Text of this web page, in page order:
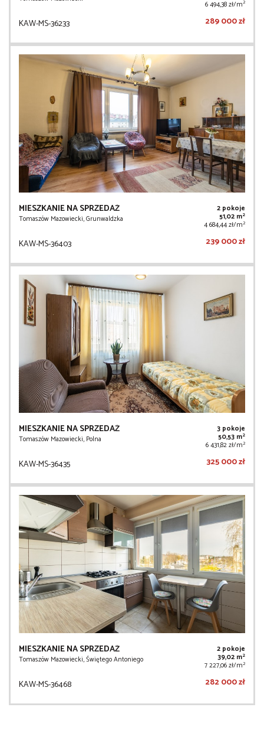
6 494,38 zł/m2
KAW-MS-36233 289 000 zł
MIESZKANIE NA SPRZEDAŻ
Tomaszów Mazowiecki, Grunwaldzka
2 pokoje
51,02 m2
4 684,44 zł/m2
KAW-MS-36403 239 000 zł
MIESZKANIE NA SPRZEDAŻ
Tomaszów Mazowiecki, Polna
3 pokoje
50,53 m2
6 431,82 zł/m2
KAW-MS-36435 325 000 zł
MIESZKANIE NA SPRZEDAŻ
Tomaszów Mazowiecki, Świętego Antoniego
2 pokoje
39,02 m2
7 227,06 zł/m2
KAW-MS-36468 282 000 zł